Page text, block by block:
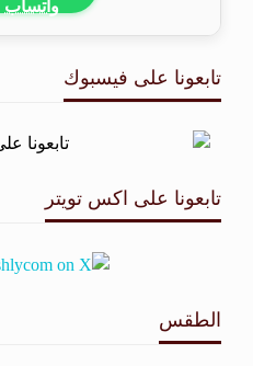
تابعونا على فيسبوك
تابعونا على اكس تويتر
الطقس